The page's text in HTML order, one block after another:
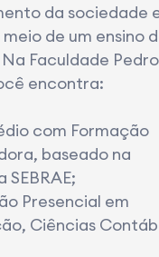
da sociedade
de um ensino
Faculdade Pedro
encontra:
com Formação
baseado na
Presencial em
Ciências